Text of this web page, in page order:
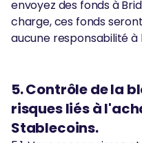
envoyez des fonds à
charge, ces fonds
aucune responsabilité à
5. Contrôle de la
risques liés à
Stablecoins.